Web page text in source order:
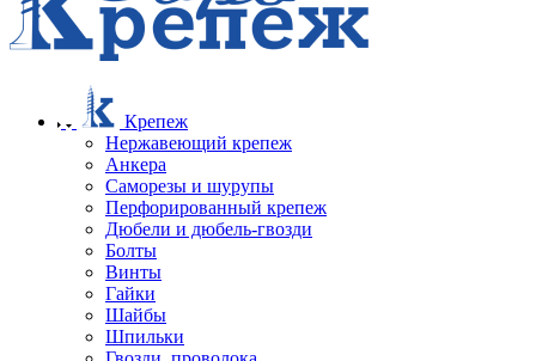
Крепеж
Нержавеющий крепеж
Анкера
Саморезы и шурупы
Перфорированный крепеж
Дюбели и дюбель-гвозди
Болты
Винты
Гайки
Шайбы
Шпильки